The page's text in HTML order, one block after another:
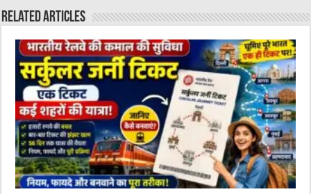
o
k
p
Related Articles